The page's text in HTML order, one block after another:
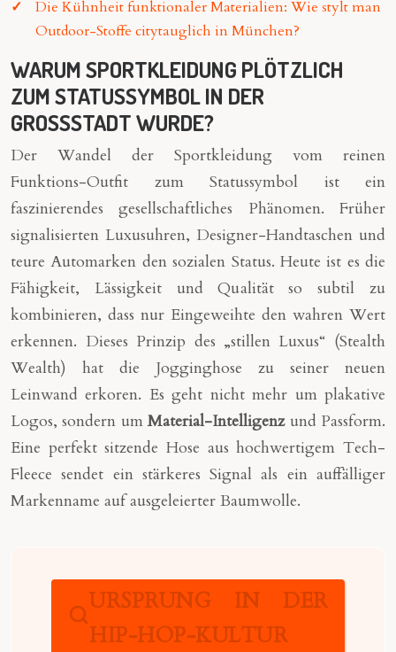
Die Kühnheit funktionaler Materialien: Wie stylt man
Outdoor-Stoffe citytauglich in München?
WARUM SPORTKLEIDUNG PLÖTZLICH
ZUM STATUSSYMBOL IN DER
GROSSSTADT WURDE?
Der Wandel der Sportkleidung vom reinen
Funktions-Outfit zum Statussymbol ist ein
faszinierendes gesellschaftliches Phänomen. Früher
signalisierten Luxusuhren, Designer-Handtaschen und
teure Automarken den sozialen Status. Heute ist es die
Fähigkeit, Lässigkeit und Qualität so subtil zu
kombinieren, dass nur Eingeweihte den wahren Wert
erkennen. Dieses Prinzip des „stillen Luxus“ (Stealth
Wealth) hat die Jogginghose zu seiner neuen
Leinwand erkoren. Es geht nicht mehr um plakative
Logos, sondern umMaterial-Intelligenzund Passform.
Eine perfekt sitzende Hose aus hochwertigem Tech-
Fleece sendet ein stärkeres Signal als ein auffälliger
Markenname auf ausgeleierter Baumwolle.
URSPRUNG IN DER
HIP-HOP-KULTUR